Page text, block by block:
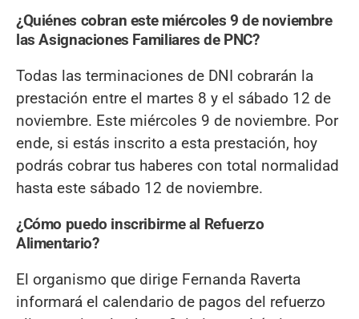
¿Quiénes cobran este miércoles 9 de noviembre
las Asignaciones Familiares de PNC?
Todas las terminaciones de DNI cobrarán la
prestación entre el martes 8 y el sábado 12 de
noviembre. Este miércoles 9 de noviembre. Por
ende, si estás inscrito a esta prestación, hoy
podrás cobrar tus haberes con total normalidad
hasta este sábado 12 de noviembre.
¿Cómo puedo inscribirme al Refuerzo
Alimentario?
El organismo que dirige Fernanda Raverta
informará el calendario de pagos del refuerzo